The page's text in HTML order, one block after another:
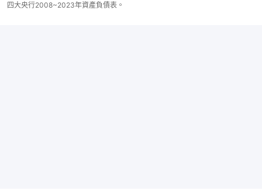
四大央行2008~2023年資產負債表。